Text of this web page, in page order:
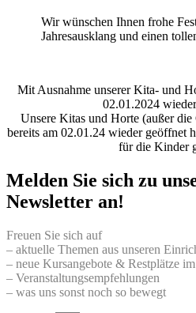
Wir wünschen Ihnen frohe
Jahresausklang und einen
Mit Ausnahme unserer Kita- und
02.01.2024
Unsere Kitas und Horte (außer
bereits am 02.01.24 wieder geöffnet
für die Kinder
Melden Sie sich zu
Newsletter an!
Freuen Sie sich auf
– aktuelle Themen aus unseren
– neue Kursangebote & Restplätze
– Veranstaltungsempfehlungen
– was uns sonst noch so bewegt